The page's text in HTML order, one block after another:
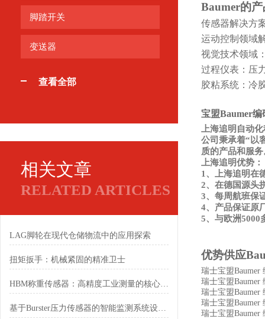
脚踏开关
变送器
查看全部
相关文章
RELATED ARTICLES
LAG脚轮在现代仓储物流中的应用探索
扭矩扳手：机械紧固的精准卫士
HBM称重传感器：高精度工业测量的核心元件
基于Burster压力传感器的智能监测系统设计与优化
Baumer的
传感器解决方
运动控制领域
视觉技术领域
过程仪表：压
胶粘系统：冷
宝盟Baumer编
上海追明自动
公司秉承着“以
质的产品和服
上海追明优势：
1、上海追明在
2、在德国源头
3、每周航班保
4、产品保证原
5、与欧洲5000
优势供应
瑞士宝盟Baumer
瑞士宝盟Baumer
瑞士宝盟Baumer
瑞士宝盟Baumer
瑞士宝盟Baumer